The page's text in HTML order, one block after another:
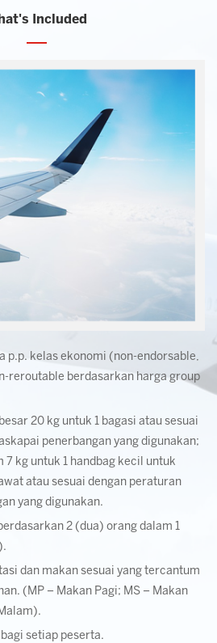
Included
p.p. kelas ekonomi (non-endorsable,
reroutable berdasarkan harga group
20 kg untuk 1 bagasi atau sesuai
penerbangan yang digunakan;
7 kg untuk 1 handbag kecil untuk
atau sesuai dengan peraturan
yang digunakan.
2 (dua) orang dalam 1
dan makan sesuai yang tercantum
(MP – Makan Pagi; MS – Makan
setiap peserta.